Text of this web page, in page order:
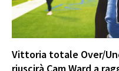
Vittoria totale Over/
riuscirà Cam Ward a